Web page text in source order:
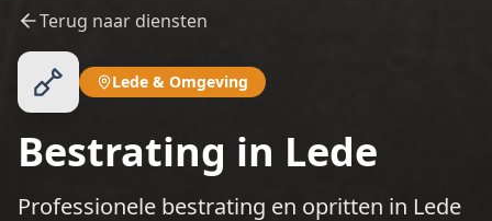
Terug naar diensten
Lede & Omgeving
Bestrating in Lede
Professionele bestrating en opritten in Lede